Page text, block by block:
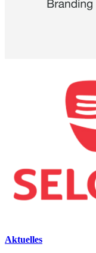
Aktuelles